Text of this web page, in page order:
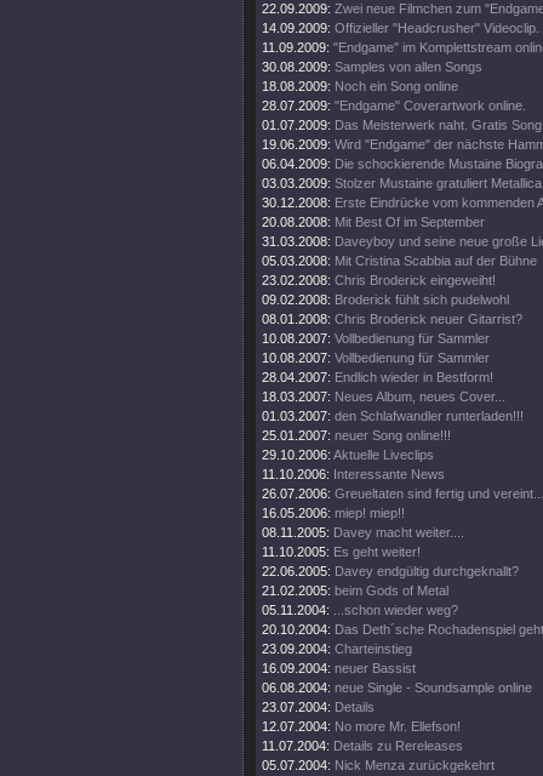
22.09.2009: Zwei neue Filmchen zum
14.09.2009: Offizieller "Headcrusher" Videoclip.
11.09.2009: "Endgame" im Komplettstream
30.08.2009: Samples von allen Songs
18.08.2009: Noch ein Song online
28.07.2009: "Endgame" Coverartwork online.
01.07.2009: Das Meisterwerk naht. Gratis
19.06.2009: Wird "Endgame" der nächste
06.04.2009: Die schockierende Mustaine
03.03.2009: Stolzer Mustaine gratuliert
30.12.2008: Erste Eindrücke vom kommenden
20.08.2008: Mit Best Of im September
31.03.2008: Daveyboy und seine neue große
05.03.2008: Mit Cristina Scabbia auf der Bühne
23.02.2008: Chris Broderick eingeweiht!
09.02.2008: Broderick fühlt sich pudelwohl
08.01.2008: Chris Broderick neuer Gitarrist?
10.08.2007: Vollbedienung für Sammler
10.08.2007: Vollbedienung für Sammler
28.04.2007: Endlich wieder in Bestform!
18.03.2007: Neues Album, neues Cover...
01.03.2007: den Schlafwandler runterladen!!!
25.01.2007: neuer Song online!!!
29.10.2006: Aktuelle Liveclips
11.10.2006: Interessante News
26.07.2006: Greueltaten sind fertig und vereint...
16.05.2006: miep! miep!!
08.11.2005: Davey macht weiter....
11.10.2005: Es geht weiter!
22.06.2005: Davey endgültig durchgeknallt?
21.02.2005: beim Gods of Metal
05.11.2004:
...schon wieder weg?
20.10.2004: Das Deth´sche Rochadenspiel
23.09.2004: Charteinstieg
16.09.2004: neuer Bassist
06.08.2004: neue Single - Soundsample online
23.07.2004: Details
12.07.2004: No more Mr. Ellefson!
11.07.2004: Details zu Rereleases
05.07.2004: Nick Menza zurückgekehrt